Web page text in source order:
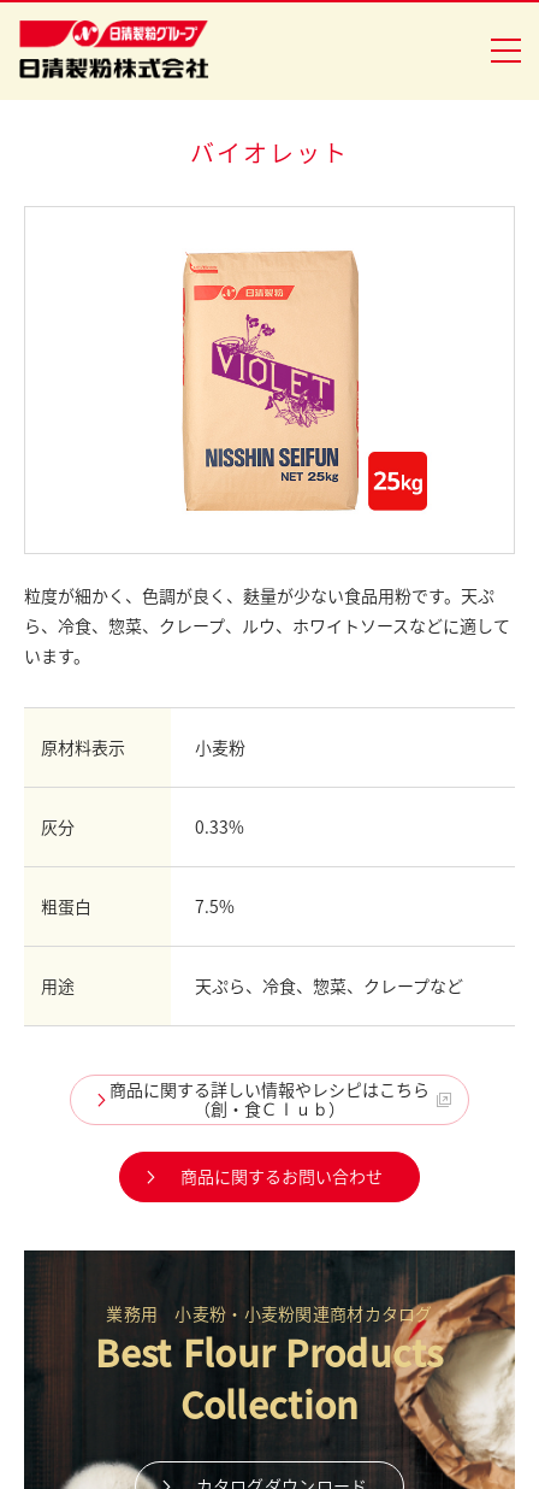
English
安全・安心への取り組み
バイオレット
粒度が細かく、色調が良く、麩量が少ない食品用粉です。天ぷ
ら、冷食、惣菜、クレープ、ルウ、ホワイトソースなどに適して
います。
原材料表示 小麦粉
灰分 0.33%
粗蛋白 7.5%
用途 天ぷら、冷食、惣菜、クレープなど
商品に関する詳しい情報やレシピはこちら
（創・食Ｃｌｕｂ）
商品に関するお問い合わせ
業務用 小麦粉・小麦粉関連商材カタログ
Best Flour Products
Collection